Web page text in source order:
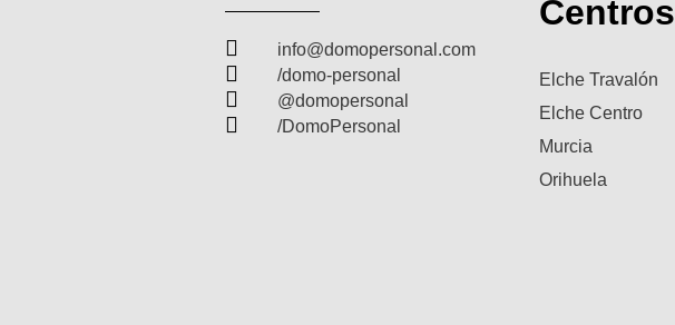
 info@domopersonal.com
 /domo-personal
 @domopersonal
 /DomoPersonal
Centros
Elche Travalón
Elche Centro
Murcia
Orihuela